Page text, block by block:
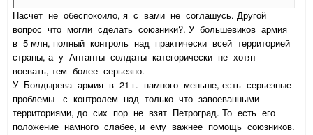
Насчет не обеспокоило, я с вами не соглашусь. Другой
вопрос что могли сделать союзники?. У большевиков армия
в 5 млн, полный контроль над практически всей территорией
страны, а у Антанты солдаты категорически не хотят
воевать, тем более серьезно.
У Болдырева армия в 21 г. намного меньше, есть серьезные
проблемы с контролем над только что завоеванными
территориями, до сих пор не взят Петроград. То есть его
положение намного слабее, и ему важнее помощь союзников.